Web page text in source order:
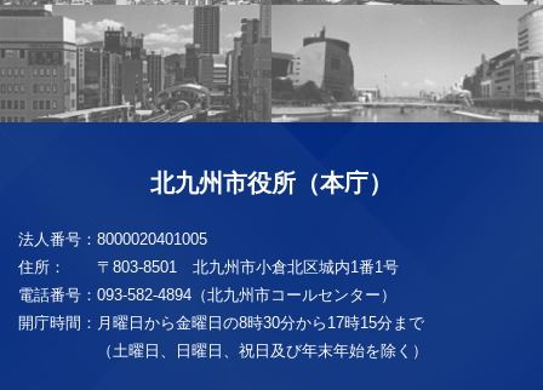
北九州市役所（本庁）
法人番号： 8000020401005
住所：
〒803-8501 北九州市小倉北区城内1番1号
電話番号： 093-582-4894（北九州市コールセンター）
開庁時間： 月曜日から金曜日の8時30分から17時15分まで
（土曜日、日曜日、祝日及び年末年始を除く）